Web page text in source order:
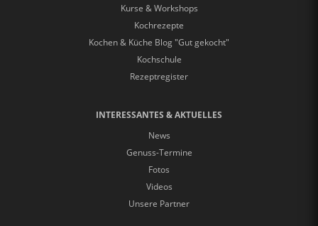
Kurse & Workshops
Kochrezepte
Kochen & Küche Blog "Gut gekocht"
Kochschule
Rezeptregister
INTERESSANTES & AKTUELLES
News
Genuss-Termine
Fotos
Videos
Unsere Partner